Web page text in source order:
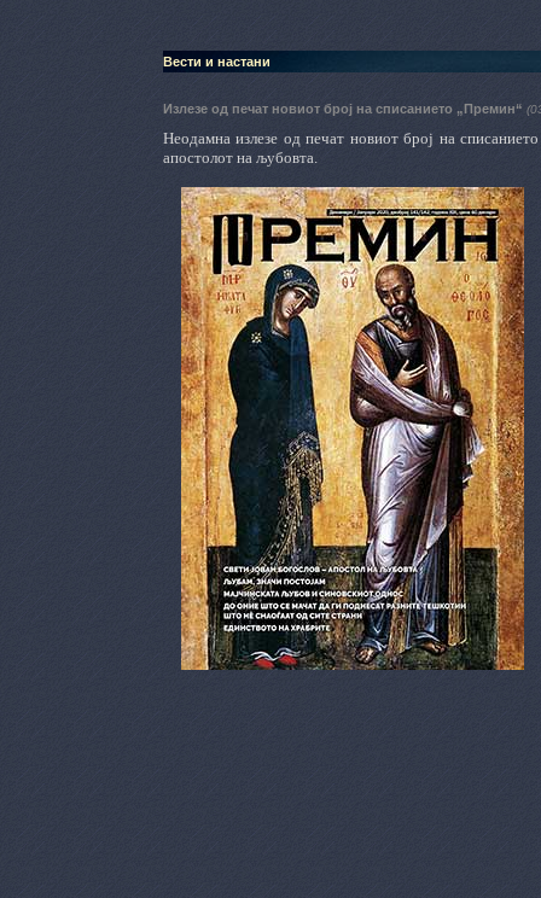
Вести и настани
Излезе од печат новиот број на списанието „Премин“
Неодамна излезе од печат новиот број на
апостолот на љубовта.